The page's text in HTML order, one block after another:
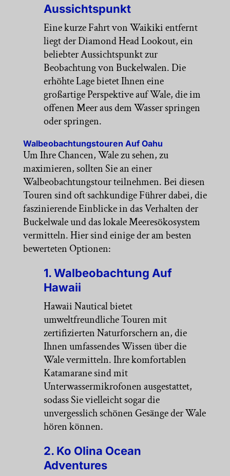
Aussichtspunkt
Eine kurze Fahrt von Waikiki entfernt
liegt der Diamond Head Lookout, ein
beliebter Aussichtspunkt zur
Beobachtung von Buckelwalen. Die
erhöhte Lage bietet Ihnen eine
großartige Perspektive auf Wale, die im
offenen Meer aus dem Wasser springen
oder springen.
Walbeobachtungstouren Auf Oahu
Um Ihre Chancen, Wale zu sehen, zu
maximieren, sollten Sie an einer
Walbeobachtungstour teilnehmen. Bei diesen
Touren sind oft sachkundige Führer dabei, die
faszinierende Einblicke in das Verhalten der
Buckelwale und das lokale Meeresökosystem
vermitteln. Hier sind einige der am besten
bewerteten Optionen:
1. Walbeobachtung Auf
Hawaii
Hawaii Nautical bietet
umweltfreundliche Touren mit
zertifizierten Naturforschern an, die
Ihnen umfassendes Wissen über die
Wale vermitteln. Ihre komfortablen
Katamarane sind mit
Unterwassermikrofonen ausgestattet,
sodass Sie vielleicht sogar die
unvergesslich schönen Gesänge der Wale
hören können.
2. Ko Olina Ocean
Adventures